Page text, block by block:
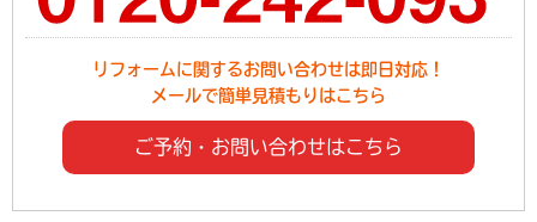
リフォームに関するお問い合わせは即日対応！
メールで簡単見積もりはこちら
ご予約・お問い合わせはこちら